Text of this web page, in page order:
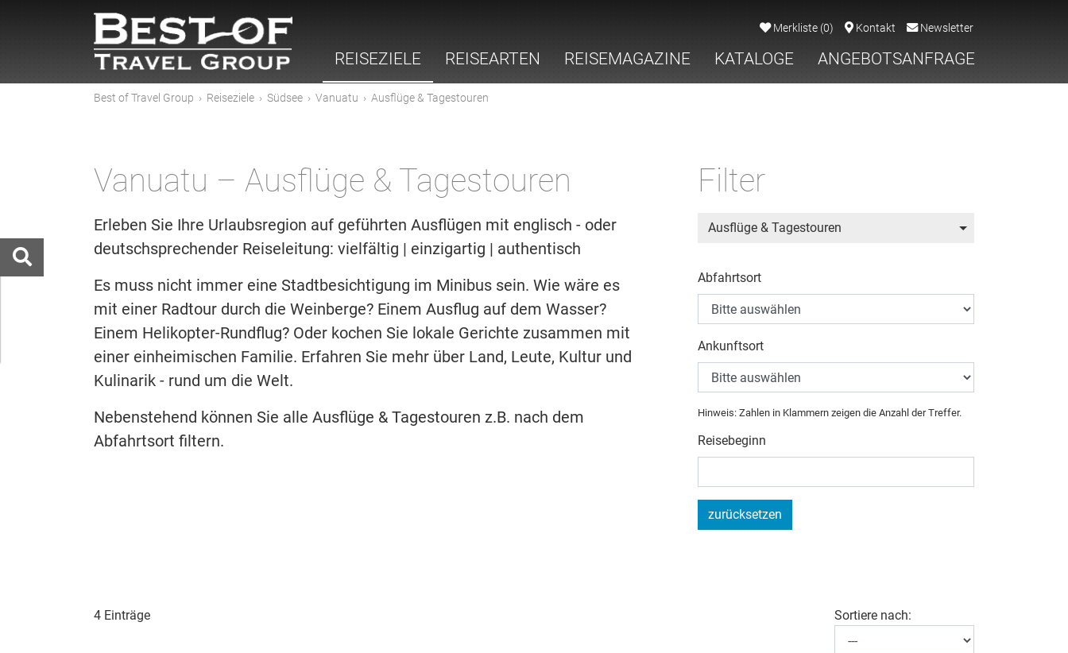
Merkliste (0) Kontakt Newsletter
REISEZIELE REISEARTEN REISEMAGAZINE KATALOGE ANGEBOTSANFRAGE
Best of Travel Group › Reiseziele › Südsee › Vanuatu › Ausflüge & Tagestouren
Vanuatu – Ausflüge & Tagestouren
Erleben Sie Ihre Urlaubsregion auf geführten Ausflügen mit englisch - oder
deutschsprechender Reiseleitung: vielfältig | einzigartig | authentisch
Es muss nicht immer eine Stadtbesichtigung im Minibus sein. Wie wäre es
mit einer Radtour durch die Weinberge? Einem Ausflug auf dem Wasser?
Einem Helikopter-Rundflug? Oder kochen Sie lokale Gerichte zusammen mit
einer einheimischen Familie. Erfahren Sie mehr über Land, Leute, Kultur und
Kulinarik - rund um die Welt.
Nebenstehend können Sie alle Ausflüge & Tagestouren z.B. nach dem
Abfahrtsort filtern.
Filter
Ausflüge & Tagestouren
Abfahrtsort
Ankunftsort
Hinweis: Zahlen in Klammern zeigen die Anzahl der Treffer.
Reisebeginn
zurücksetzen
4 Einträge Sortiere nach: